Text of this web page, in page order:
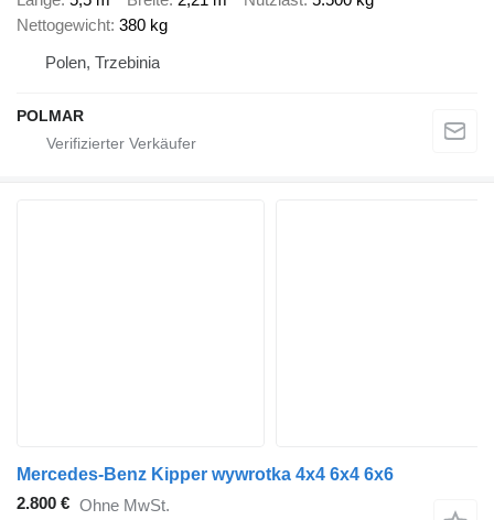
Nettogewicht 380 kg
Polen, Trzebinia
POLMAR
Mercedes-Benz Kipper wywrotka 4x4 6x4 6x6
2.800 € Ohne MwSt.